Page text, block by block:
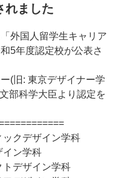
れました
外国人留学生キャリア
5年度認定校が公表さ
(旧: 東京デザイナー学
部科学大臣より認定を
クデザイン学科
イン学科
トデザイン学科